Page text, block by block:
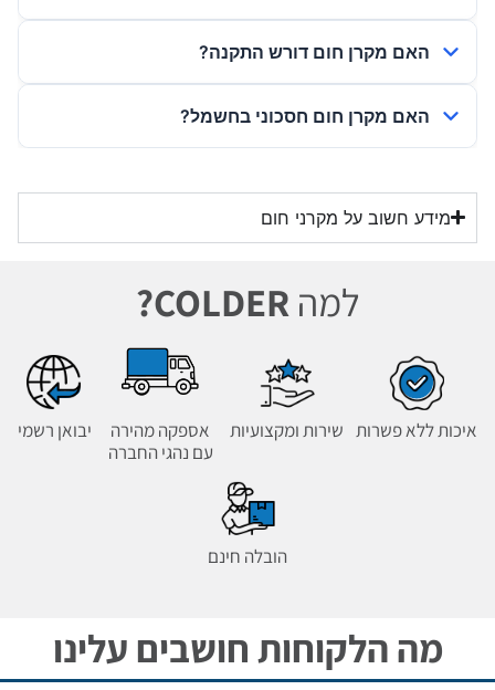
האם מקרן חום דורש התקנה?
האם מקרן חום חסכוני בחשמל?
מידע חשוב על מקרני חום
למהCOLDER?
איכות ללא פשרות שירות ומקצועיות
אספקה מהירה
עם נהגי החברה
יבואן רשמי
הובלה חינם
מה הלקוחות חושבים עלינו